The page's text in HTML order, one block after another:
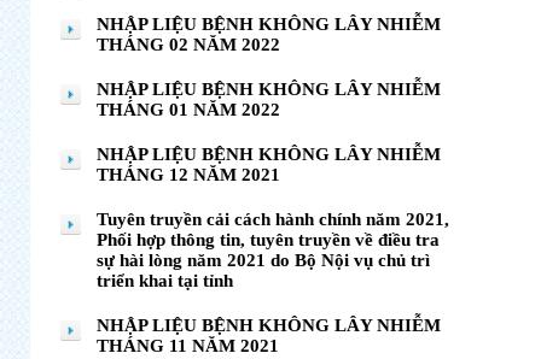
NHẬP LIỆU BỆNH KHÔNG LÂY NHIỄM
THÁNG 02 NĂM 2022
NHẬP LIỆU BỆNH KHÔNG LÂY NHIỄM
THÁNG 01 NĂM 2022
NHẬP LIỆU BỆNH KHÔNG LÂY NHIỄM
THÁNG 12 NĂM 2021
Tuyên truyền cải cách hành chính năm 2021,
Phối hợp thông tin, tuyên truyền về điều tra
sự hài lòng năm 2021 do Bộ Nội vụ chủ trì
triển khai tại tỉnh
NHẬP LIỆU BỆNH KHÔNG LÂY NHIỄM
THÁNG 11 NĂM 2021